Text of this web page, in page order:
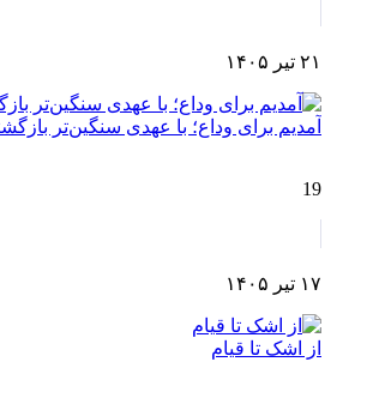
۲۱ تیر ۱۴۰۵
آمدیم برای وداع؛ با عهدی سنگین‌تر
19
۱۷ تیر ۱۴۰۵
از اشک تا قیام